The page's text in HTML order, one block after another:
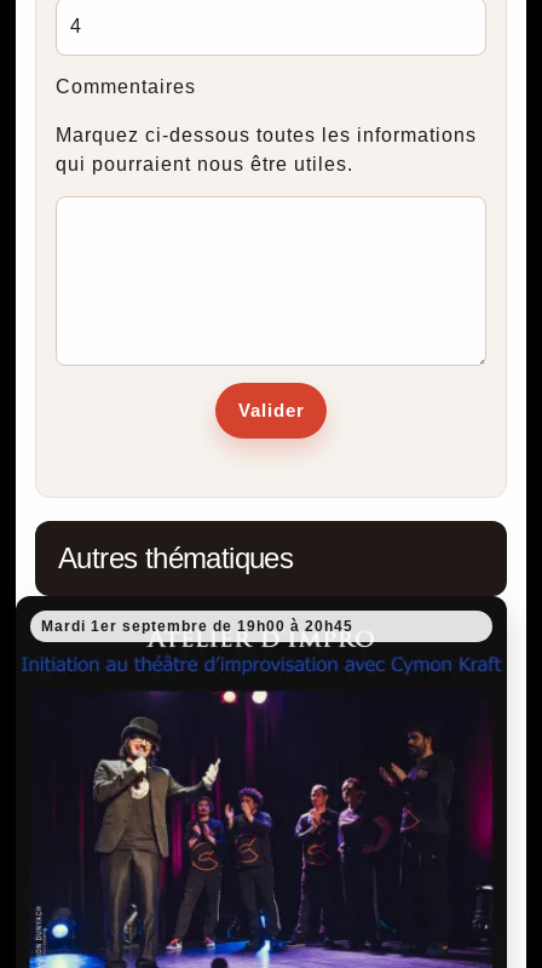
Commentaires
Marquez ci-dessous toutes les informations
qui pourraient nous être utiles.
Valider
Autres thématiques
Mardi 1er septembre de 19h00 à 20h45